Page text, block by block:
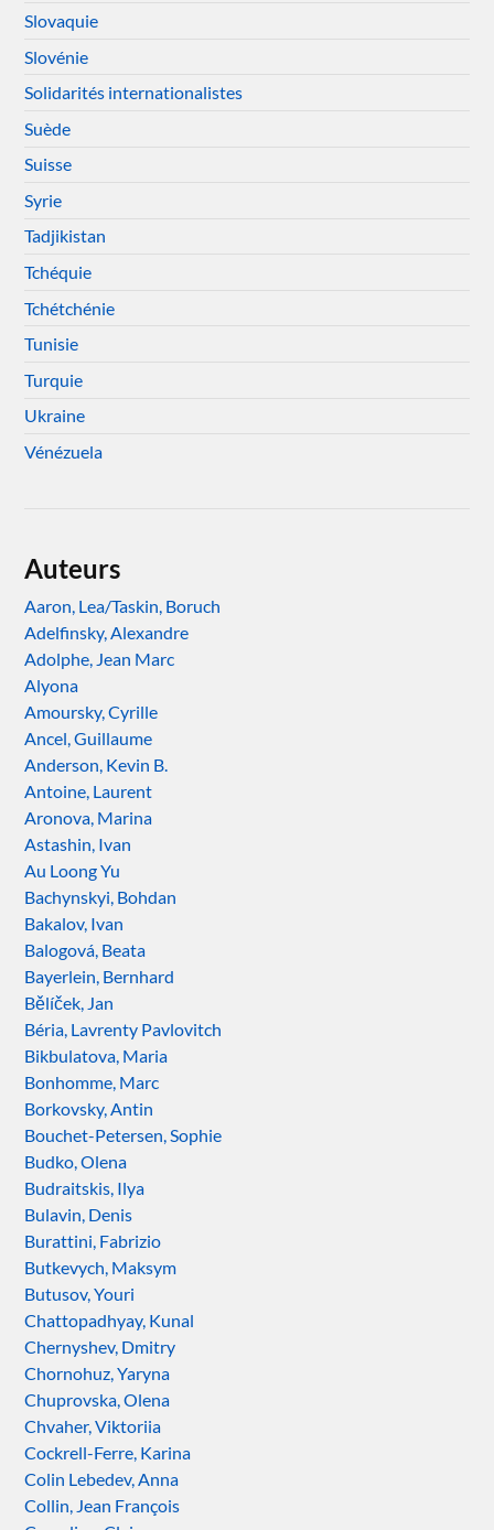
Slovaquie
Slovénie
Solidarités internationalistes
Suède
Suisse
Syrie
Tadjikistan
Tchéquie
Tchétchénie
Tunisie
Turquie
Ukraine
Vénézuela
Auteurs
Aaron, Lea/Taskin, Boruch
Adelfinsky, Alexandre
Adolphe, Jean Marc
Alyona
Amoursky, Cyrille
Ancel, Guillaume
Anderson, Kevin B.
Antoine, Laurent
Aronova, Marina
Astashin, Ivan
Au Loong Yu
Bachynskyi, Bohdan
Bakalov, Ivan
Balogová, Beata
Bayerlein, Bernhard
Bělíček, Jan
Béria, Lavrenty Pavlovitch
Bikbulatova, Maria
Bonhomme, Marc
Borkovsky, Antin
Bouchet-Petersen, Sophie
Budko, Olena
Budraitskis, Ilya
Bulavin, Denis
Burattini, Fabrizio
Butkevych, Maksym
Butusov, Youri
Chattopadhyay, Kunal
Chernyshev, Dmitry
Chornohuz, Yaryna
Chuprovska, Olena
Chvaher, Viktoriia
Cockrell-Ferre, Karina
Colin Lebedev, Anna
Collin, Jean François